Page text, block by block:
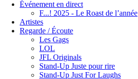
Événement en direct
F...! 2025 - Le Roast de l’année
Artistes
Regarde / Écoute
Les Gags
LOL
JFL Originals
Stand-Up Juste pour rire
Stand-Up Just For Laughs